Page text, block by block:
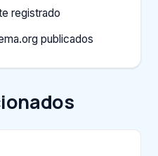
registrado
publicados